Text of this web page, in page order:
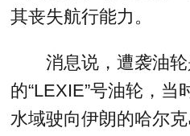
其丧失航行能力。
消息说，遭袭油
的“LEXIE”号油轮，当
水域驶向伊朗的哈尔